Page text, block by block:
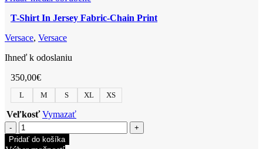
T-Shirt In Jersey Fabric-Chain Print
Versace, Versace
Ihneď k odoslaniu
350,00€
L M S XL XS
Veľkosť Vymazať
množstvo
T-
Shirt
Pridať do košíka